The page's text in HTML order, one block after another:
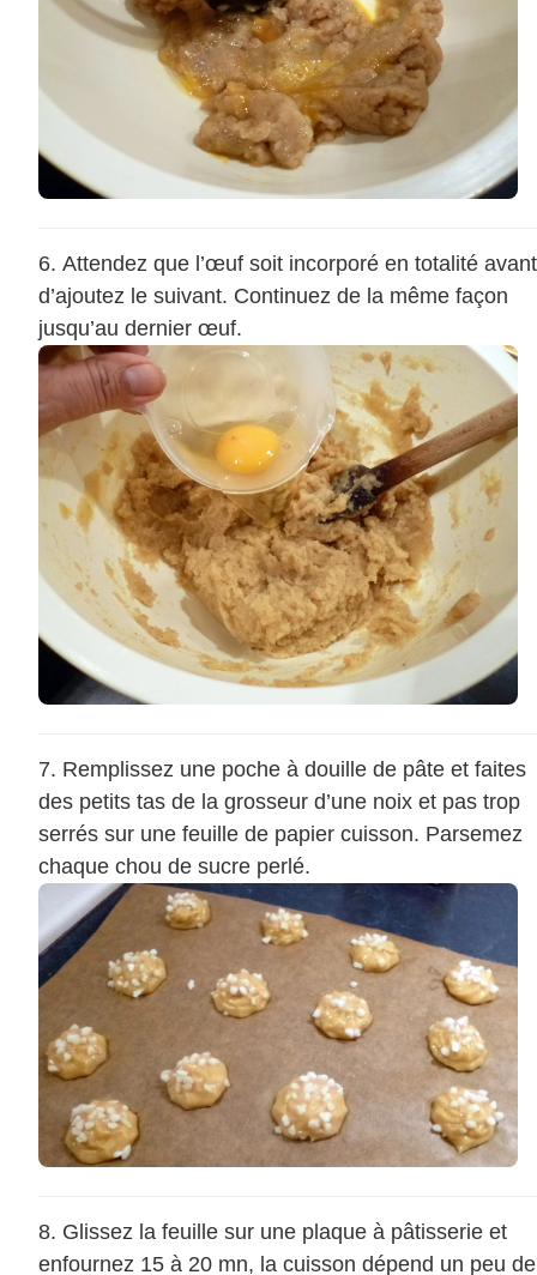
Attendez que l’œuf soit incorporé en totalité avant
d’ajoutez le suivant. Continuez de la même façon
jusqu’au dernier œuf.
Remplissez une poche à douille de pâte et faites
des petits tas de la grosseur d’une noix et pas trop
serrés sur une feuille de papier cuisson. Parsemez
chaque chou de sucre perlé.
Glissez la feuille sur une plaque à pâtisserie et
enfournez 15 à 20 mn, la cuisson dépend un peu de